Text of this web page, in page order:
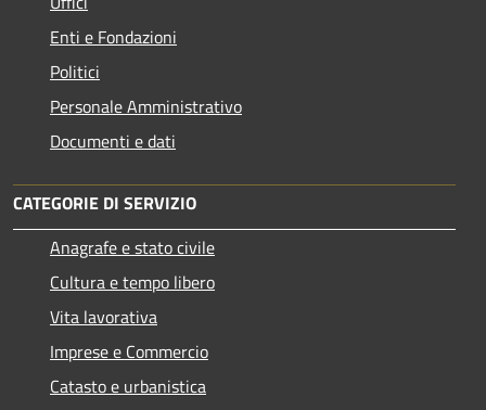
Enti e Fondazioni
Politici
Personale Amministrativo
Documenti e dati
CATEGORIE DI SERVIZIO
Anagrafe e stato civile
Cultura e tempo libero
Vita lavorativa
Imprese e Commercio
Catasto e urbanistica